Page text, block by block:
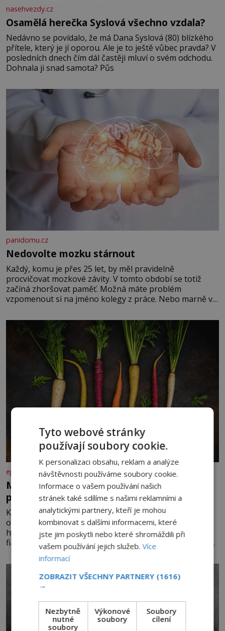
nasehvezdy.cz
Osamělá herečka Syslová všechno vzdala?
Nedávno se povídalo, že má Dana Syslová (80) blízkého
přítele, který je jí oporou. Ale je to ještě vůbec pravda? V
posledních dnech čím dál častěji mluví o svém odchodu.
Dohnala ji snad samota? Půs
panidomu.cz
Nedovolte mozku stárnout
Každý, komu je přes 25 let, by měl pravidelně
procvičovat mozkové závity. V tomto období se totiž
začíná zhoršovat paměť. Možná máte problém
vzpomenout si na jméno kolegy z práce. Nebo marně v
Je to opravdu tak, s věkem jako kdyby se paměť
rozhodla stávkovat. Cvičte
epochaplus.cz
Mrkev není jen oranžová. Její neuvěřitelný
příběh začíná fialovou barvou
Když dnes vytáhneme ze země mrkev, většina z nás
očekává sytě oranžový kořen. Jenže po většinu své
historie je mrkev všechno možné, jen ne oranžová. Je
fialová, žlutá, bílá, někdy dokonce téměř černá. Až díky
stovkám let pečlivého šlechtění se z ní stává zelenina,
bez které si českou zahradu ani nedokážeme představit.
Její příběh je
Tyto webové stránky
používají soubory cookie.
K personalizaci obsahu, reklam a analýze
návštěvnosti používáme soubory cookie.
Informace o vašem používání našich
stránek také sdílíme s našimi reklamními a
analytickými partnery, kteří je mohou
kombinovat s dalšími informacemi, které
jste jim poskytli nebo které shromáždili při
vašem používání jejich služeb.Více
informací
ZOBRAZIT VŠECHNY PARTNERY (1616)
→
Nezbytně
nutné
soubory
Výkonové
soubory
Soubory
cílení